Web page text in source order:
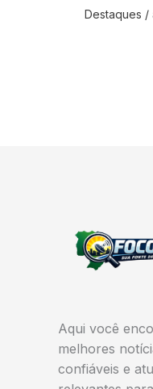
Destaques /
Aqui você
melhores
confiáveis e